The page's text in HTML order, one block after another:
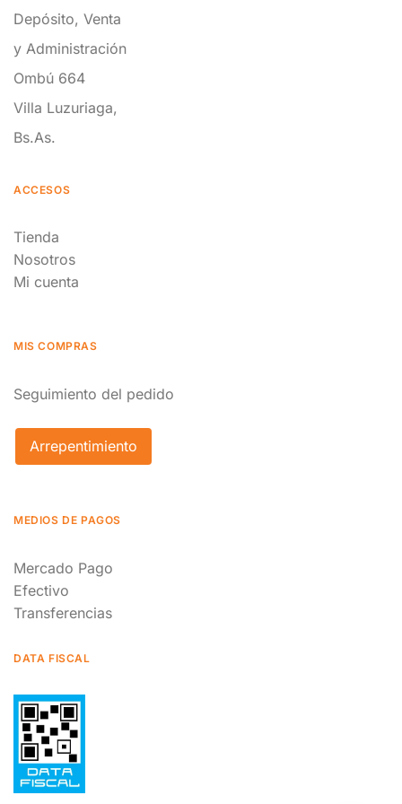
Depósito, Venta
y Administración
Ombú 664
Villa Luzuriaga,
Bs.As.
ACCESOS
Tienda
Nosotros
Mi cuenta
MIS COMPRAS
Seguimiento del pedido
Arrepentimiento
MEDIOS DE PAGOS
Mercado Pago
Efectivo
Transferencias
DATA FISCAL